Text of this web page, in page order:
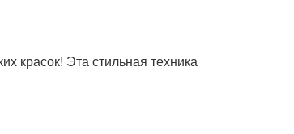
красок! Эта стильная техника